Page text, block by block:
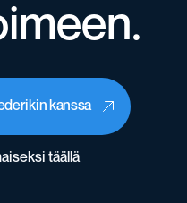
kanssa
täällä